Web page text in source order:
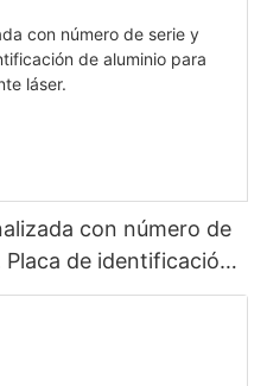
con número de
de identificación
de activos